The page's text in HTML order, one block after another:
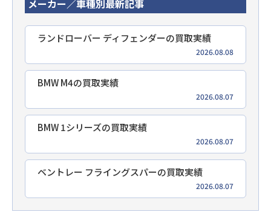
メーカー／車種別最新記事
ランドローバー ディフェンダーの買取実績
2026.08.08
BMW M4の買取実績
2026.08.07
BMW 1シリーズの買取実績
2026.08.07
ベントレー フライングスパーの買取実績
2026.08.07